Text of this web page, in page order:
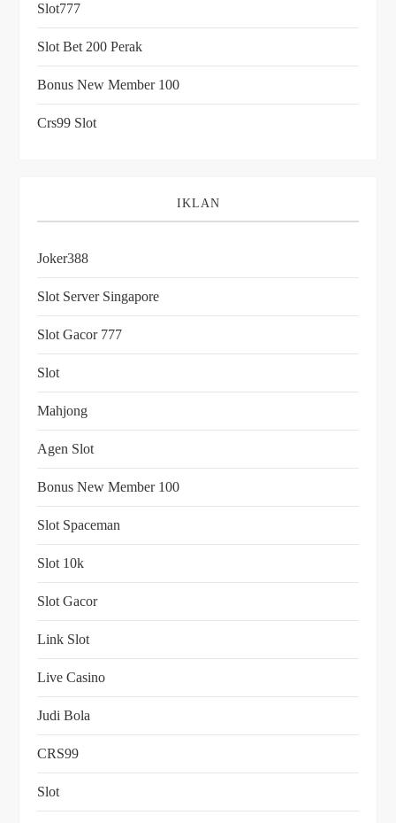
Slot777
Slot Bet 200 Perak
Bonus New Member 100
Crs99 Slot
IKLAN
Joker388
Slot Server Singapore
Slot Gacor 777
Slot
Mahjong
Agen Slot
Bonus New Member 100
Slot Spaceman
Slot 10k
Slot Gacor
Link Slot
Live Casino
Judi Bola
CRS99
Slot